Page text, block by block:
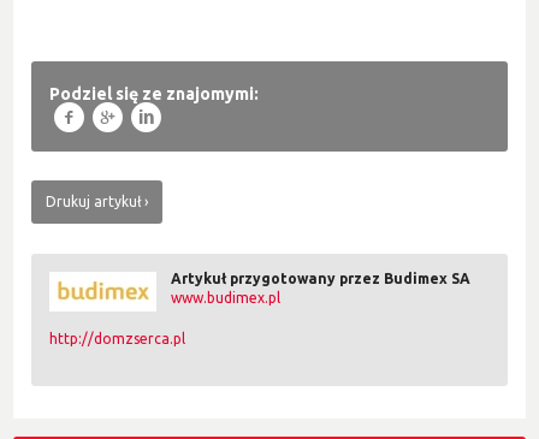
Podziel się ze znajomymi:
f g l
Drukuj artykuł
Artykuł przygotowany przez Budimex SA
www.budimex.pl
http://domzserca.pl